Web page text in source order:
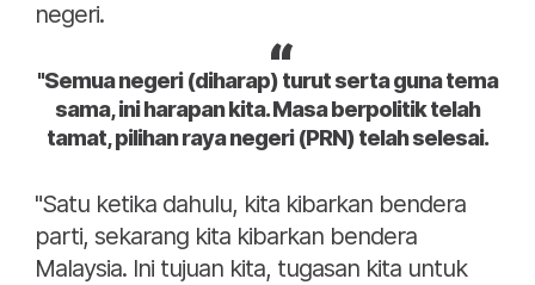
negeri.
"Semua negeri (diharap) turut serta guna tema
sama, ini harapan kita. Masa berpolitik telah
tamat, pilihan raya negeri (PRN) telah selesai.
"Satu ketika dahulu, kita kibarkan bendera
parti, sekarang kita kibarkan bendera
Malaysia. Ini tujuan kita, tugasan kita untuk